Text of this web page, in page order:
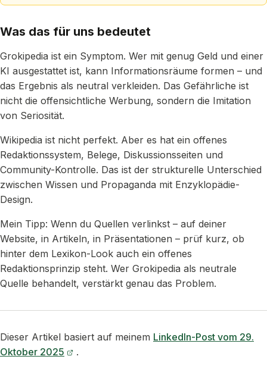
Was das für uns bedeutet
Grokipedia ist ein Symptom. Wer mit genug Geld und einer
KI ausgestattet ist, kann Informationsräume formen – und
das Ergebnis als neutral verkleiden. Das Gefährliche ist
nicht die offensichtliche Werbung, sondern die Imitation
von Seriosität.
Wikipedia ist nicht perfekt. Aber es hat ein offenes
Redaktionssystem, Belege, Diskussionsseiten und
Community-Kontrolle. Das ist der strukturelle Unterschied
zwischen Wissen und Propaganda mit Enzyklopädie-
Design.
Mein Tipp: Wenn du Quellen verlinkst – auf deiner
Website, in Artikeln, in Präsentationen – prüf kurz, ob
hinter dem Lexikon-Look auch ein offenes
Redaktionsprinzip steht. Wer Grokipedia als neutrale
Quelle behandelt, verstärkt genau das Problem.
Dieser Artikel basiert auf meinem LinkedIn-Post vom 29.
Oktober 2025
.